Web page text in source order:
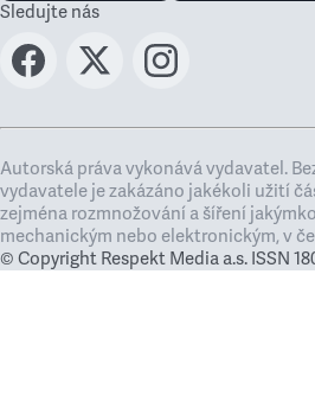
Sledujte nás
Autorská práva vykonává vydavatel.
vydavatele je zakázáno jakékoli užití
zejména rozmnožování a šíření
mechanickým nebo elektronickým, v
© Copyright Respekt Media a.s. ISSN